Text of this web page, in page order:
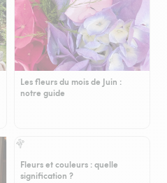
Les fleurs du mois de Juin :
notre guide
Fleurs et couleurs : quelle
signification ?